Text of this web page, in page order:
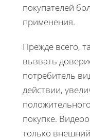
покупателей
применения.
Прежде всего,
вызвать
потребитель
действии,
покупке.
только